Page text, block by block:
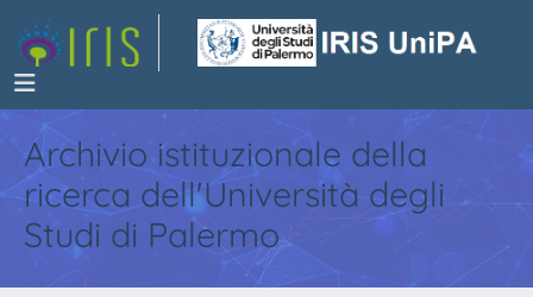
Archivio istituzionale della
ricerca dell'Università degli
Studi di Palermo